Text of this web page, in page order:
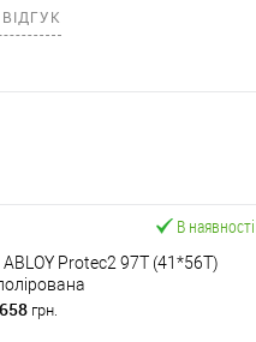
В наявності
ABLOY Protec2 97T (41*56T)
грн.